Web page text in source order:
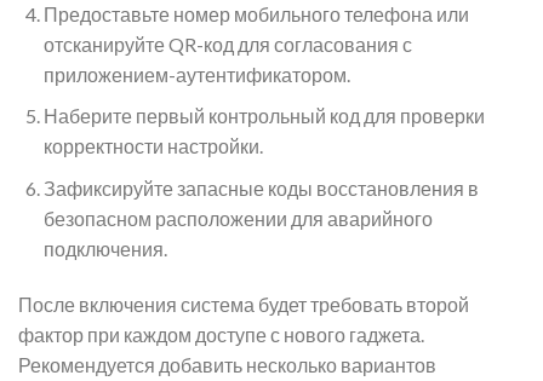
Предоставьте номер мобильного телефона или
отсканируйте QR-код для согласования с
приложением-аутентификатором.
Наберите первый контрольный код для проверки
корректности настройки.
Зафиксируйте запасные коды восстановления в
безопасном расположении для аварийного
подключения.
После включения система будет требовать второй
фактор при каждом доступе с нового гаджета.
Рекомендуется добавить несколько вариантов